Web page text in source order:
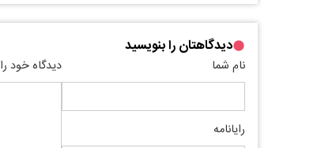
دیدگاهتان را بنویسید
نام شما
رایانامه
دیدگاه خود